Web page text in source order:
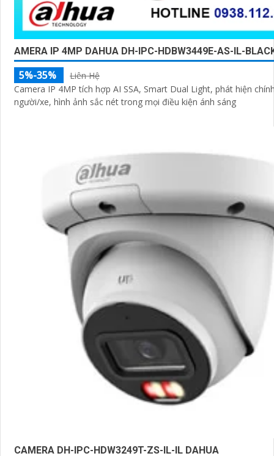
AMERA IP 4MP DAHUA DH-IPC-HDBW3449E-AS-IL-
5%-35%
Liên Hệ
Camera IP 4MP tích hợp AI SSA, Smart Dual Light, phát hiện
người/xe, hình ảnh sắc nét trong mọi điều kiện ánh sáng
CAMERA DH-IPC-HDW3249T-ZS-IL-IL DAHUA